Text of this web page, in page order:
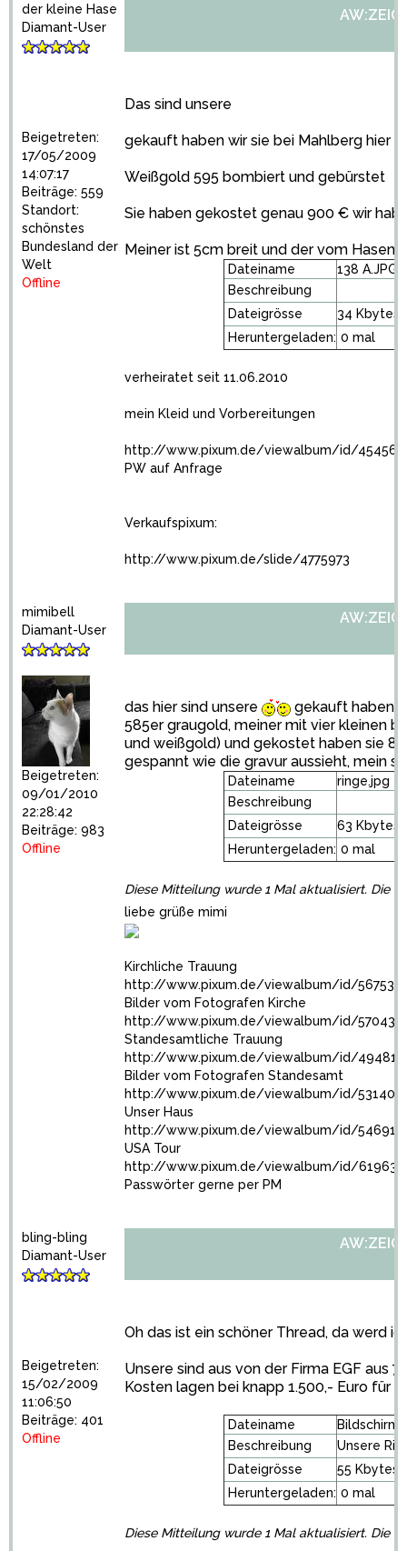
der kleine Hase
Diamant-User
Beigetreten:
17/05/2009
14:07:17
Beiträge: 559
Standort:
schönstes
Bundesland der
Welt
Offline
Das sind unsere
gekauft haben wir sie bei Mahlberg hier
Weißgold 595 bombiert und gebürstet
Sie haben gekostet genau 900 € wir
Meiner ist 5cm breit und der vom Hasen
Dateiname
138 A.JPG
Beschreibung
Dateigrösse
34 Kbytes
Heruntergeladen: 0 mal
verheiratet seit 11.06.2010
mein Kleid und Vorbereitungen
http://www.pixum.de/viewalbum/id/
PW auf Anfrage
Verkaufspixum:
http://www.pixum.de/slide/4775973
mimibell
Diamant-User
Beigetreten:
09/01/2010
22:28:42
Beiträge: 983
Offline
das hier sind unsere
gekauft haben
585er graugold, meiner mit vier kleinen
und weißgold) und gekostet haben sie
gespannt wie die gravur aussieht, mein
Dateiname
ringe.jpg
Beschreibung
Dateigrösse
63 Kbytes
Heruntergeladen: 0 mal
Diese Mitteilung wurde 1 Mal aktualisiert. Die
liebe grüße mimi
Kirchliche Trauung
http://www.pixum.de/viewalbum/id/5675371
Bilder vom Fotografen Kirche
http://www.pixum.de/viewalbum/id/
Standesamtliche Trauung
http://www.pixum.de/viewalbum/id/
Bilder vom Fotografen Standesamt
http://www.pixum.de/viewalbum/id/
Unser Haus
http://www.pixum.de/viewalbum/id/
USA Tour
http://www.pixum.de/viewalbum/id/
Passwörter gerne per PM
bling-bling
Diamant-User
Beigetreten:
15/02/2009
11:06:50
Beiträge: 401
Offline
Oh das ist ein schöner Thread, da werd
Unsere sind aus von der Firma EGF aus
Kosten lagen bei knapp 1.500,- Euro für
Dateiname
Beschreibung
Unsere
Dateigrösse
55 Kbytes
Heruntergeladen: 0 mal
Diese Mitteilung wurde 1 Mal aktualisiert. Die